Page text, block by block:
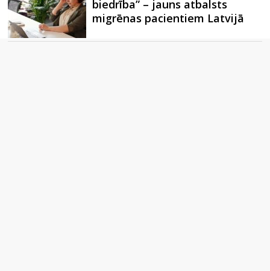
biedrība” – jauns atbalsts
migrēnas pacientiem Latvijā